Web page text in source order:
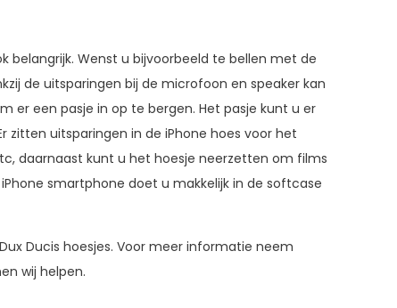
belangrijk. Wenst u bijvoorbeeld te bellen met de
de uitsparingen bij de microfoon en speaker kan
er een pasje in op te bergen. Het pasje kunt u er
zitten uitsparingen in de iPhone hoes voor het
daarnaast kunt u het hoesje neerzetten om films
smartphone doet u makkelijk in de softcase
Ducis hoesjes. Voor meer informatie neem
wij helpen.